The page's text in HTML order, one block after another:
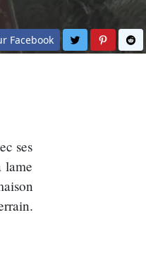
Facebook Partager sur
ses
lame